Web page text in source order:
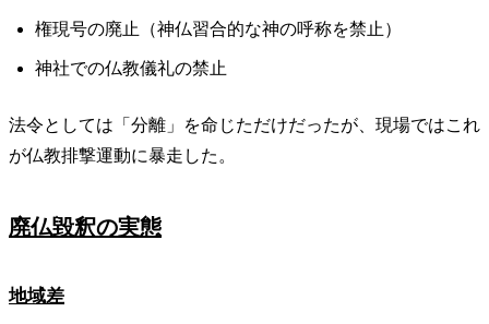
権現号の廃止（神仏習合的な神の呼称を禁止）
神社での仏教儀礼の禁止
法令としては「分離」を命じただけだったが、現場ではこれ
が仏教排撃運動に暴走した。
廃仏毀釈の実態
地域差